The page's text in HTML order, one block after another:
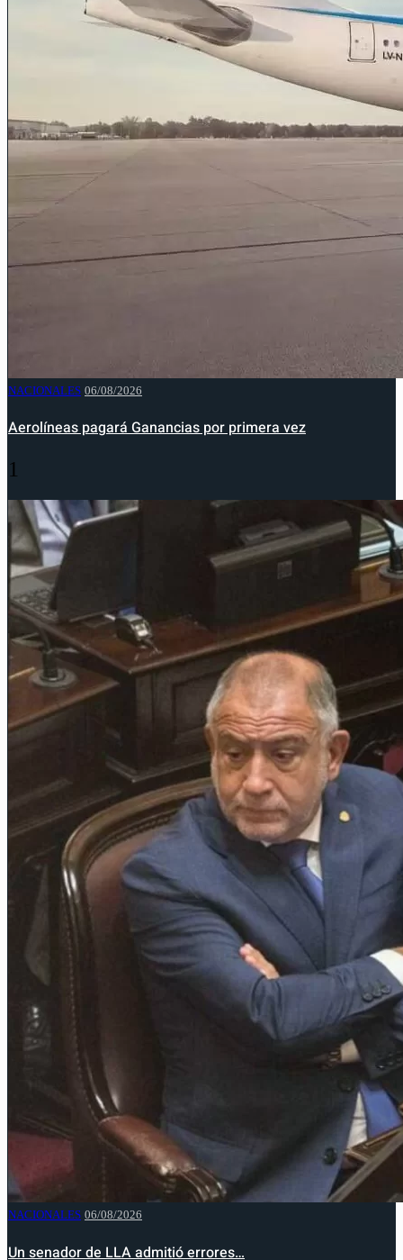
NACIONALES 06/08/2026
Aerolíneas pagará Ganancias por primera vez
1
NACIONALES 06/08/2026
Un senador de LLA admitió errores…